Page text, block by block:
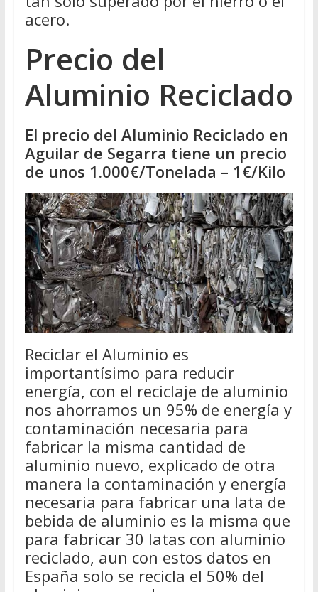
acero.
Precio del
Aluminio Reciclado
El precio del Aluminio Reciclado en
Aguilar de Segarra tiene un precio
de unos 1.000€/Tonelada – 1€/Kilo
Reciclar el Aluminio es
importantísimo para reducir
energía, con el reciclaje de aluminio
nos ahorramos un 95% de energía y
contaminación necesaria para
fabricar la misma cantidad de
aluminio nuevo, explicado de otra
manera la contaminación y energía
necesaria para fabricar una lata de
bebida de aluminio es la misma que
para fabricar 30 latas con aluminio
reciclado, aun con estos datos en
España solo se recicla el 50% del